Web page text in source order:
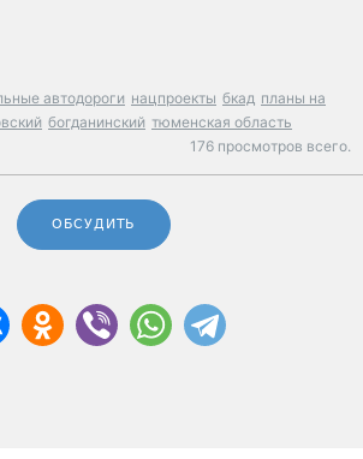
автодороги нацпроекты бкад планы на
богданинский тюменская область
176 просмотров всего.
ОБСУДИТЬ